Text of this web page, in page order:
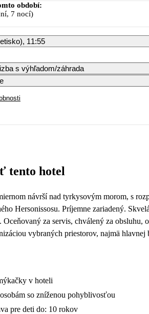
PO
období:
7 nocí)
11:55
s výhľadom/záhrada
tento hotel
návrší nad tyrkysovým morom, s
Hersonissosu. Príjemne zariadený.
Oceňovaný za servis, chválený za
vybraných priestorov, najmä
v hoteli
so zníženou pohyblivosťou
pre deti do: 10 rokov